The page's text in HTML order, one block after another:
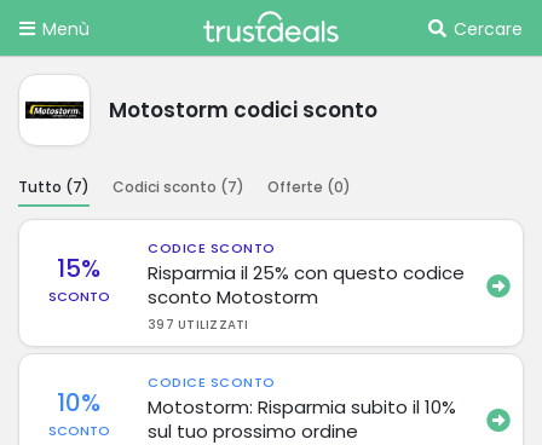
Menù Cercare
Motostorm codici sconto
Tutto (7) Codici sconto (7) Offerte (0)
15%
SCONTO
CODICE SCONTO
Risparmia il 25% con questo codice
sconto Motostorm
397 UTILIZZATI
10%
SCONTO
CODICE SCONTO
Motostorm: Risparmia subito il 10%
sul tuo prossimo ordine